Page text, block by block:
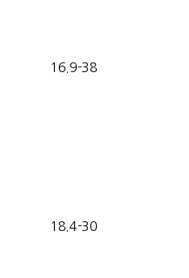
16.9-38
18.4-30